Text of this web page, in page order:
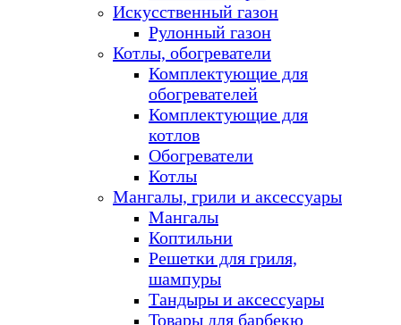
Искусственный газон
Рулонный газон
Котлы, обогреватели
Комплектующие для
обогревателей
Комплектующие для
котлов
Обогреватели
Котлы
Мангалы, грили и аксессуары
Мангалы
Коптильни
Решетки для гриля,
шампуры
Тандыры и аксессуары
Товары для барбекю